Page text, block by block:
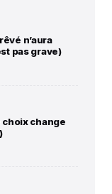
n’aura
pas grave)
choix change